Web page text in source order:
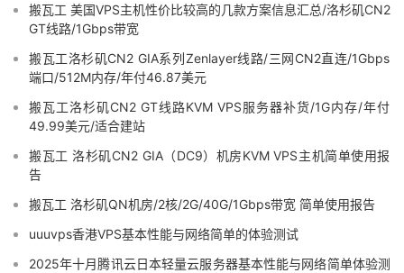
搬瓦工 美国VPS主机性价比较高的几款方案信息汇总/洛杉矶CN2
GT线路/1Gbps带宽
搬瓦工洛杉矶CN2 GIA系列Zenlayer线路/三网CN2直连/1Gbps
端口/512M内存/年付46.87美元
搬瓦工洛杉矶CN2 GT线路KVM VPS服务器补货/1G内存/年付
49.99美元/适合建站
搬瓦工 洛杉矶CN2 GIA（DC9）机房KVM VPS主机简单使用报
告
搬瓦工 洛杉矶QN机房/2核/2G/40G/1Gbps带宽 简单使用报告
uuuvps香港VPS基本性能与网络简单的体验测试
2025年十月腾讯云日本轻量云服务器基本性能与网络简单体验测